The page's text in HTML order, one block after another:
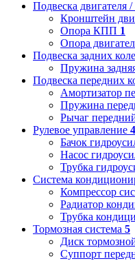
Подвеска двигателя
Кронштейн
Опора КПП 1
Опора
Подвеска задних
Пружина
Подвеска передних
Амортизатор
Пружина
Рычаг
Рулевое управление 4
Бачок
Насос
Трубка
Система
Компрессор
Радиатор
Трубка
Тормозная система 5
Диск
Суппорт